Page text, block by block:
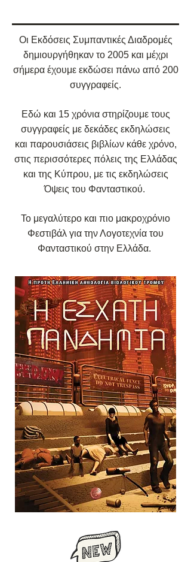
Οι Εκδόσεις Συμπαντικές Διαδρομές
δημιουργήθηκαν το 2005 και μέχρι
σήμερα έχουμε εκδώσει πάνω από 200
συγγραφείς.
Εδώ και 15 χρόνια στηρίζουμε τους
συγγραφείς με δεκάδες εκδηλώσεις
και παρουσιάσεις βιβλίων κάθε χρόνο,
στις περισσότερες πόλεις της Ελλάδας
και της Κύπρου, με τις εκδηλώσεις
Όψεις του Φανταστικού.
Το μεγαλύτερο και πιο μακροχρόνιο
Φεστιβάλ για την Λογοτεχνία του
Φανταστικού στην Ελλάδα.